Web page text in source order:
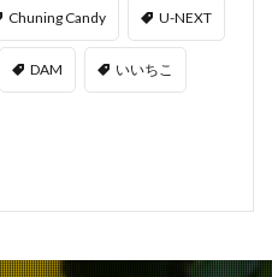
Chuning Candy U-NEXT
DAM いいちこ